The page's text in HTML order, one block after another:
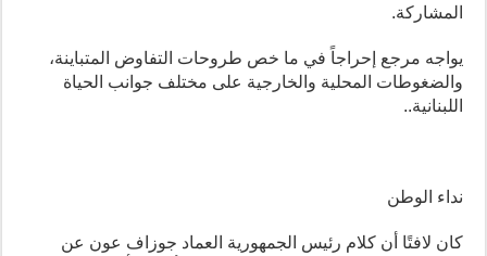
المشاركة.
يواجه مرجع إحراجاً في ما خص طروحات التفاوض المتباينة،
والضغوطات المحلية والخارجية على مختلف جوانب الحياة
اللبنانية..
نداء الوطن
كان لافتًا أن كلام رئيس الجمهورية العماد جوزاف عون عن